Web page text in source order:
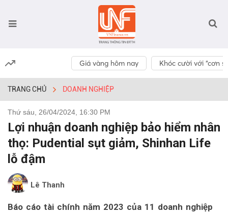
Giá vàng hôm nay Khóc cười với “cơn
TRANG CHỦ DOANH NGHIỆP
Thứ sáu, 26/04/2024, 16:30 PM
Lợi nhuận doanh nghiệp bảo hiểm nhân
thọ: Pudential sụt giảm, Shinhan Life
lỗ đậm
Lê Thanh
Báo cáo tài chính năm 2023 của 11 doanh nghiệp